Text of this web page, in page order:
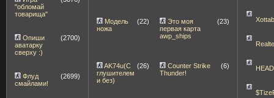
"обломай
товарища"
Опиши
аватарку
сверху :)
(2700)
Флуд
смайлами!
(2699)
Модель
ножа
(22)
Это моя
первая карта
awp_ships
(23)
AK74u(С
глушителем
и без)
(26)
Counter Strike
Thunder!
(6)